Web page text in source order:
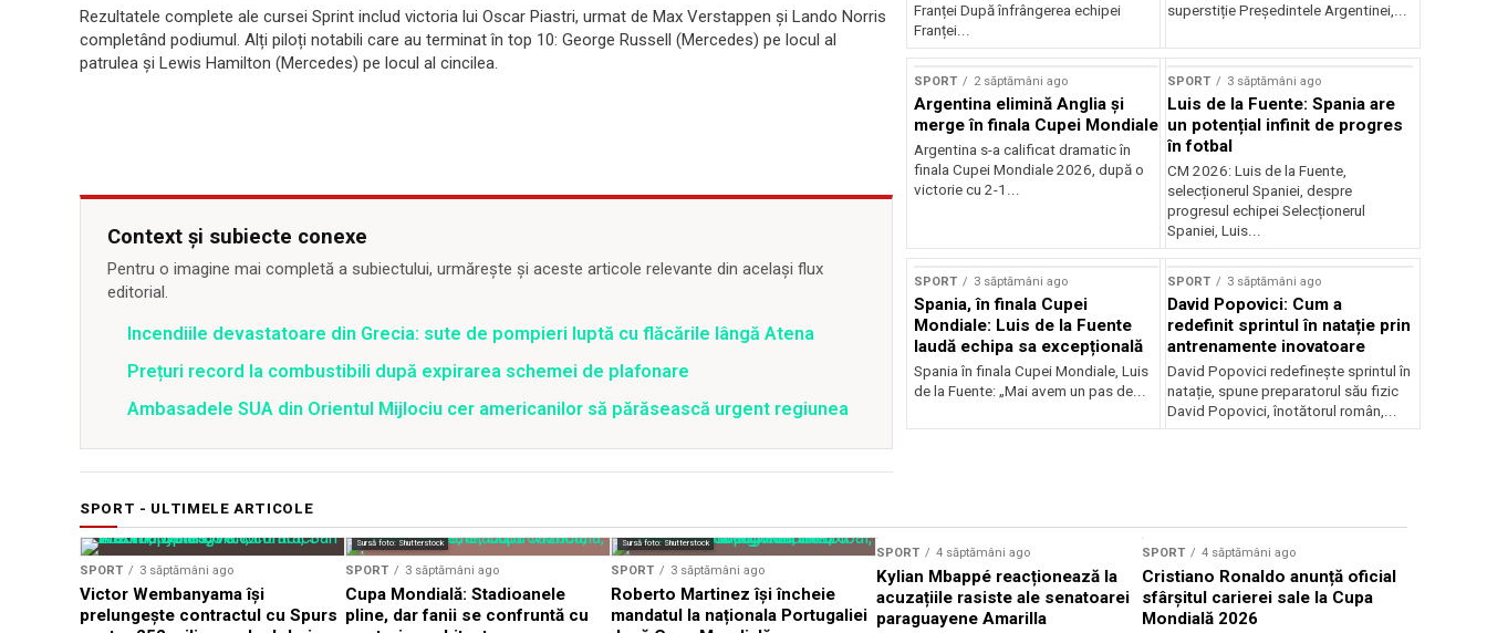
Rezultatele complete ale cursei Sprint includ victoria lui Oscar Piastri, urmat de Max Verstappen și Lando Norris
completând podiumul. Alți piloți notabili care au terminat în top 10: George Russell (Mercedes) pe locul al
patrulea și Lewis Hamilton (Mercedes) pe locul al cincilea.
Context și subiecte conexe
Pentru o imagine mai completă a subiectului, urmărește și aceste articole relevante din același flux
editorial.
Incendiile devastatoare din Grecia: sute de pompieri luptă cu flăcările lângă Atena
Prețuri record la combustibili după expirarea schemei de plafonare
Ambasadele SUA din Orientul Mijlociu cer americanilor să părăsească urgent regiunea
Franței După înfrângerea echipei
Franței...
superstiție Președintele Argentinei,...
SPORT 2 săptămâni ago
Argentina elimină Anglia și
merge în finala Cupei Mondiale
Argentina s-a calificat dramatic în
finala Cupei Mondiale 2026, după o
victorie cu 2-1...
SPORT 3 săptămâni ago
Luis de la Fuente: Spania are
un potențial infinit de progres
în fotbal
CM 2026: Luis de la Fuente,
selecționerul Spaniei, despre
progresul echipei Selecționerul
Spaniei, Luis...
SPORT 3 săptămâni ago
Spania, în finala Cupei
Mondiale: Luis de la Fuente
laudă echipa sa excepțională
Spania în finala Cupei Mondiale, Luis
de la Fuente: „Mai avem un pas de...
SPORT 3 săptămâni ago
David Popovici: Cum a
redefinit sprintul în natație prin
antrenamente inovatoare
David Popovici redefinește sprintul în
natație, spune preparatorul său fizic
David Popovici, înotătorul român,...
SPORT - ULTIMELE ARTICOLE
SPORT 3 săptămâni ago
Victor Wembanyama își
prelungește contractul cu Spurs
Sursă foto: Shutterstock
SPORT 3 săptămâni ago
Cupa Mondială: Stadioanele
pline, dar fanii se confruntă cu
Sursă foto: Shutterstock
SPORT 3 săptămâni ago
Roberto Martinez își încheie
mandatul la naționala Portugaliei
SPORT 4 săptămâni ago
Kylian Mbappé reacționează la
acuzațiile rasiste ale senatoarei
paraguayene Amarilla
SPORT 4 săptămâni ago
Cristiano Ronaldo anunță oficial
sfârșitul carierei sale la Cupa
Mondială 2026